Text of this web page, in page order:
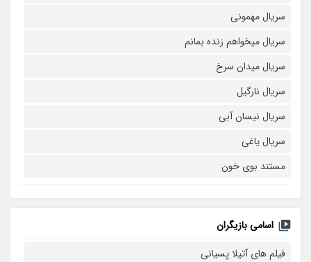
سریال مهمونی
سریال میخواهم زنده بمانم
سریال میدان سرخ
سریال نارگیل
سریال نیسان آبی
سریال یاغی
مستند بوی خون
اسامی بازیگران
فیلم های آتیلا پسیانی